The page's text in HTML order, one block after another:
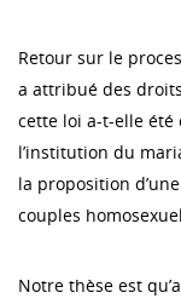
Retour sur le
a attribué des
cette loi a-t-elle été
l’institution du
la proposition
couples
Notre thèse est